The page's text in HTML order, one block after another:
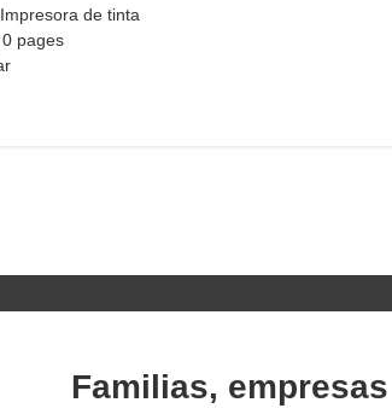
de tinta
pages
Familias,